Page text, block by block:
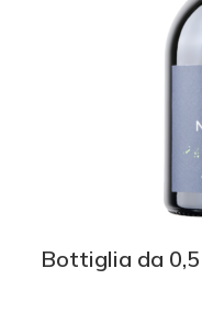
Bottiglia da 0,5